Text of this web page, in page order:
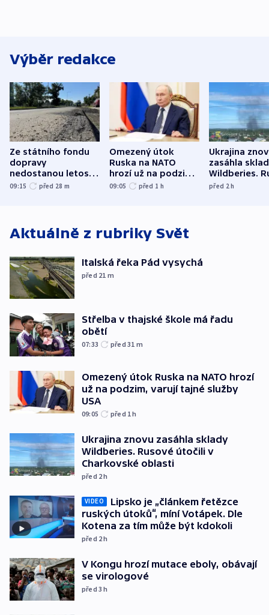
Výběr redakce
Ze státního fondu
dopravy
nedostanou letos
kraje na silnice ani
09:15 před 28 m
Omezený útok
Ruska na NATO
hrozí už na podzim,
varují tajné služby
09:05 před 1 h
Ukrajina
zasáhla
Wildberies.
útočili v
před 2h
Aktuálně z rubriky Svět
Italská řeka Pád vysychá
před 21 m
Střelba v thajské škole má řadu
obětí
07:33 před 31 m
Omezený útok Ruska na NATO hrozí
už na podzim, varují tajné služby
USA
09:05 před 1h
Ukrajina znovu zasáhla sklady
Wildberies. Rusové útočili v
Charkovské oblasti
před 2h
VIDEO
Lipsko je „článkem řetězce
ruských útoků“, míní Votápek. Dle
Kotena za tím může být kdokoli
před 2h
V Kongu hrozí mutace eboly, obávají
se virologové
před 3h